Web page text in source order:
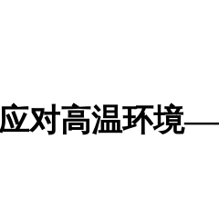
对高温环境